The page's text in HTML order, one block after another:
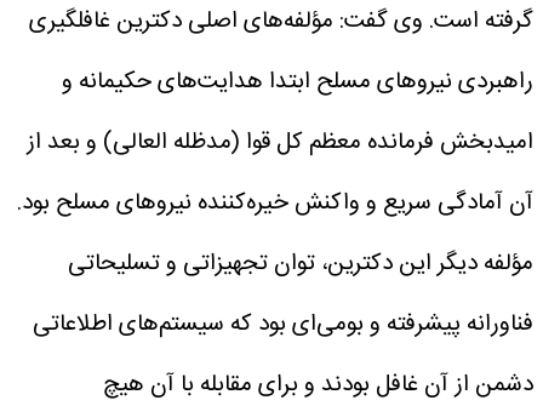
گرفته است. وی گفت: مؤلفه‌های اصلی دکترین غافلگیری
راهبردی نیروهای مسلح ابتدا هدایت‌های حکیمانه و
امیدبخش فرمانده معظم کل قوا (مدظله العالی) و بعد از
آن آمادگی سریع و واکنش خیره‌کننده نیروهای مسلح بود.
مؤلفه دیگر این دکترین، توان تجهیزاتی و تسلیحاتی
فناورانه پیشرفته و بومی‌ای بود که سیستم‌های اطلاعاتی
دشمن از آن غافل بودند و برای مقابله با آن هیچ